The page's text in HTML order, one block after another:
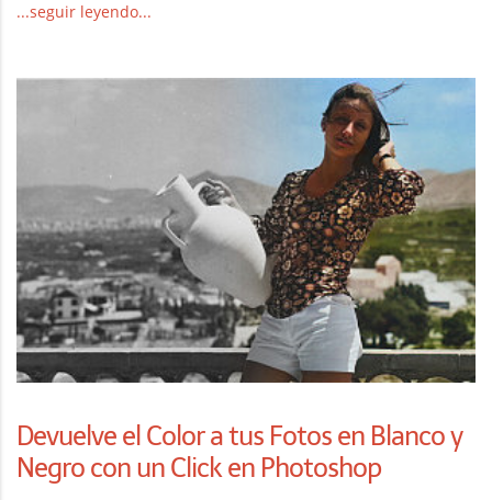
...seguir leyendo...
Devuelve el Color a tus Fotos en Blanco y
Negro con un Click en Photoshop